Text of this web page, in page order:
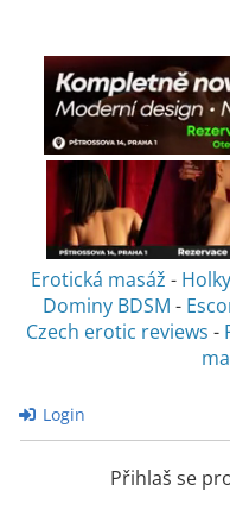
Erotická masáž -
Dominy BDSM -
Czech erotic reviews -
Login
Přihlaš se